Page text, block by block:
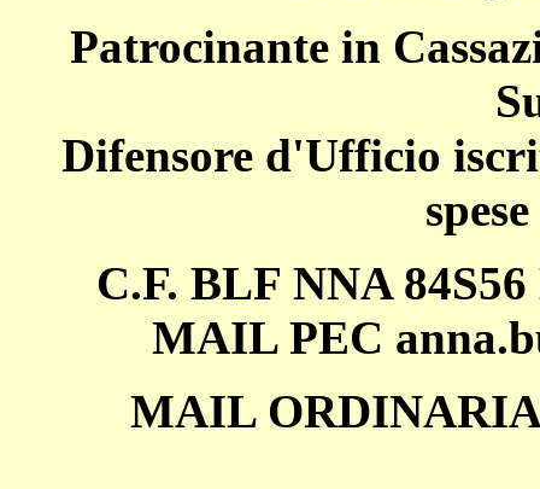
Patrocinante in
Difensore d'Ufficio
C.F. BLF NNA
MAIL PEC
MAIL